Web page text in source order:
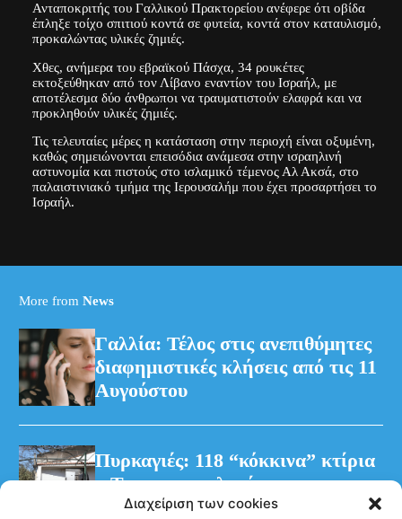
Διαχείριση των cookies
Ανταποκριτής του Γαλλικού Πρακτορείου ανέφερε ότι οβίδα
έπληξε τοίχο σπιτιού κοντά σε φυτεία, κοντά στον καταυλισμό,
προκαλώντας υλικές ζημιές.
Χθες, ανήμερα του εβραϊκού Πάσχα, 34 ρουκέτες
εκτοξεύθηκαν από τον Λίβανο εναντίον του Ισραήλ, με
αποτέλεσμα δύο άνθρωποι να τραυματιστούν ελαφρά και να
προκληθούν υλικές ζημιές.
Τις τελευταίες μέρες η κατάσταση στην περιοχή είναι οξυμένη,
καθώς σημειώνονται επεισόδια ανάμεσα στην ισραηλινή
αστυνομία και πιστούς στο ισλαμικό τέμενος Αλ Ακσά, στο
παλαιστινιακό τμήμα της Ιερουσαλήμ που έχει προσαρτήσει το
Ισραήλ.
More from News
Γαλλία: Τέλος στις ανεπιθύμητες
διαφημιστικές κλήσεις από τις 11
Αυγούστου
Πυρκαγιές: 118 “κόκκινα” κτίρια
– Τρεις προφυλακίσεις για τη
φωτιά στη Βοιωτία